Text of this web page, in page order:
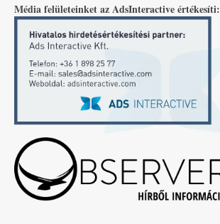
Média felületeinket az AdsInteractive értékesíti: